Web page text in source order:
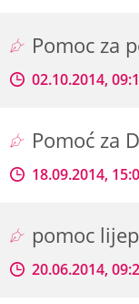
Pomoc za
02.10.2014,
Pomoć za
18.09.2014,
pomoc
20.06.2014,